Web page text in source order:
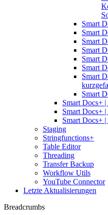
Smart
Smart
Smart
Smart
Smart
Smart
Smart
Smart
Smart Docs+ |
Smart Docs+
Smart Docs+
Staging
Stringfunctions+
Table Editor
Threading
Transfer Backup
Workflow Utils
YouTube Connector
Letzte Aktualisierungen
Breadcrumbs